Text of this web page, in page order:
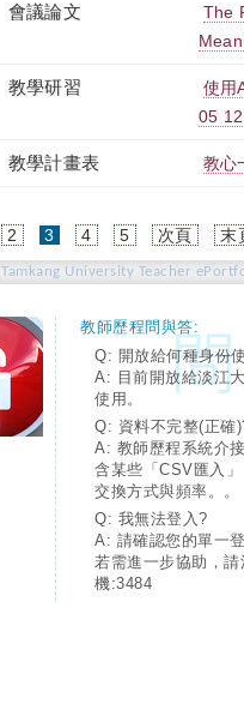
會議論文
The
教學研習
使用
05
教學計畫表 教心
2 3 (current)
4 5 次頁 末
Tamkang University Teacher
教師歷程問與答:
Q: 開放給何種身份
A: 目前開放給淡江
使用。
Q: 資料不完整(正確
A: 教師歷程系統介
含某些「CSV匯入
交換方式與頻率。。
Q: 我無法登入?
A: 請確認您的單一
若需進一步協助，
機:3484